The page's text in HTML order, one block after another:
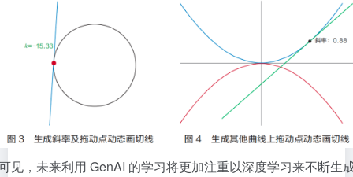
见，未来利用 GenAI 的学习将更加注重以深度学习来不断生